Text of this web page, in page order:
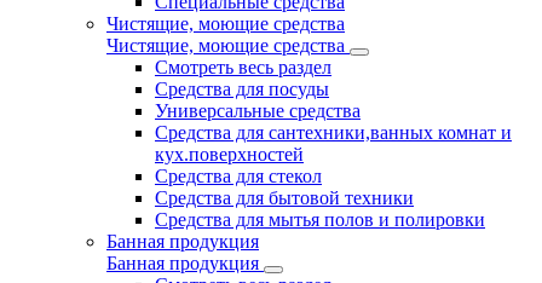
Чистящие, моющие средства
Чистящие, моющие средства
Смотреть весь раздел
Средства для посуды
Универсальные средства
Средства для сантехники,ванных комнат и
кух.поверхностей
Средства для стекол
Средства для бытовой техники
Средства для мытья полов и полировки
Банная продукция
Банная продукция